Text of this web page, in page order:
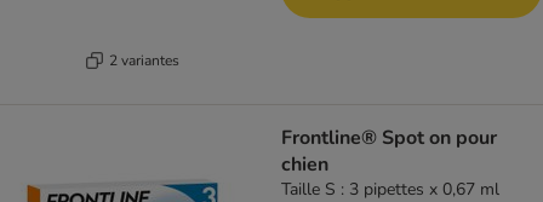
2 variantes
Frontline® Spot on pour
chien
Taille S : 3 pipettes x 0,67 ml